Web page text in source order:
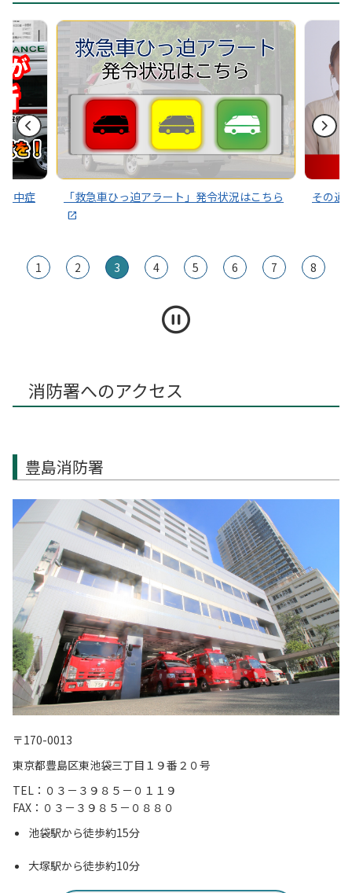
中症 「救急車ひっ迫アラート」発令状況はこちら その通
1 2 3 4 5 6 7 8
消防署へのアクセス
豊島消防署
〒170-0013
東京都豊島区東池袋三丁目１９番２０号
TEL：０３－３９８５－０１１９
FAX：０３－３９８５－０８８０
池袋駅から徒歩約15分
大塚駅から徒歩約10分